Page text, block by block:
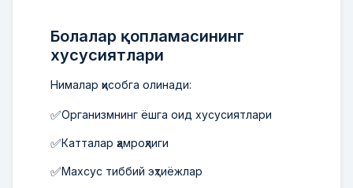
Болалар қопламасининг
хусусиятлари
Нималар ҳисобга олинади:
✅Организмнинг ёшга оид хусусиятлари
✅Катталар ҳамроҳлиги
✅Махсус тиббий эҳтиёжлар